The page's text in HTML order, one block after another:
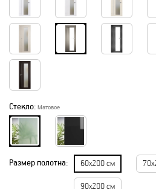
Стекло: Матовое
Размер полотна: 60х200 см
90х200 см